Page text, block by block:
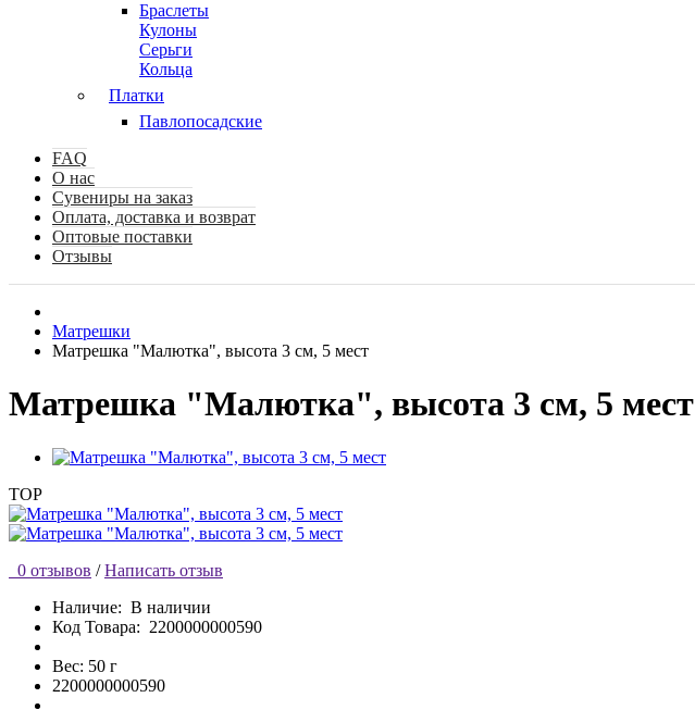
Браслеты
Кулоны
Серьги
Кольца
Платки
Павлопосадские
FAQ
О нас
Сувениры на заказ
Оплата, доставка и возврат
Оптовые поставки
Отзывы
Матрешки
Матрешка "Малютка", высота 3 см, 5 мест
Матрешка "Малютка", высота 3 см, 5 мест
TOP
0 отзывов / Написать отзыв
Наличие: В наличии
Код Товара: 2200000000590
Вес: 50 г
2200000000590